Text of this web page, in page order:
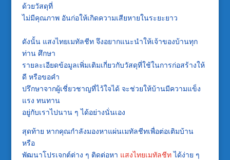
ด้วยวัสดุที่
ไม่มีคุณภาพ อันก่อให้เกิดความเสียหายในระยะยาว
ดังนั้น แสงไทยเมทัลชีท จึงอยากแนะนำให้เจ้าของบ้านทุก
ท่านศึกษา
รายละเอียดข้อมูลเพิ่มเติมเกี่ยวกับวัสดุที่ใช้ในการก่อสร้างให้
ดี หรือขอคำ
ปรึกษาจากผู้เชี่ยวชาญที่ไว้ใจได้ จะช่วยให้บ้านมีความแข็ง
แรง ทนทาน
อยู่กับเราไปนานๆได้อย่างนั่นเอง
สุดท้าย หากคุณกำลังมองหาแผ่นเมทัลชีทเพื่อต่อเติมบ้าน
หรือ
พัฒนาโปรเจกต์ต่าง ๆ ติดต่อหา แสงไทยเมทัลชีท ได้ง่าย ๆ